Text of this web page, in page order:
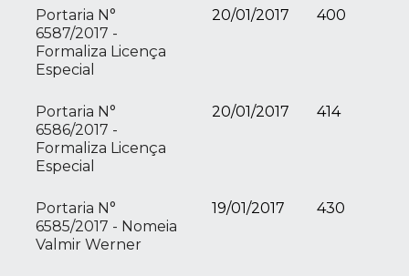
Portaria N°
6587/2017 -
Formaliza Licença
Especial
20/01/2017 400
Portaria N°
6586/2017 -
Formaliza Licença
Especial
20/01/2017 414
Portaria N°
6585/2017 - Nomeia
Valmir Werner
19/01/2017 430